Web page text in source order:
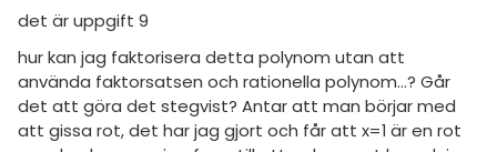
det är uppgift 9
hur kan jag faktorisera detta polynom utan att
använda faktorsatsen och rationella polynom…? Går
det att göra det stegvist? Antar att man börjar med
att gissa rot, det har jag gjort och får att x=1 är en rot
2
3
4
Diskret matematik
Övrigt
språk